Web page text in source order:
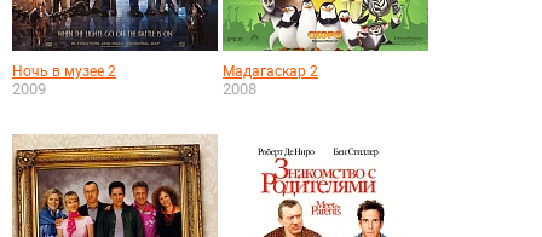
Ночь в музее 2
2009
Мадагаскар 2
2008